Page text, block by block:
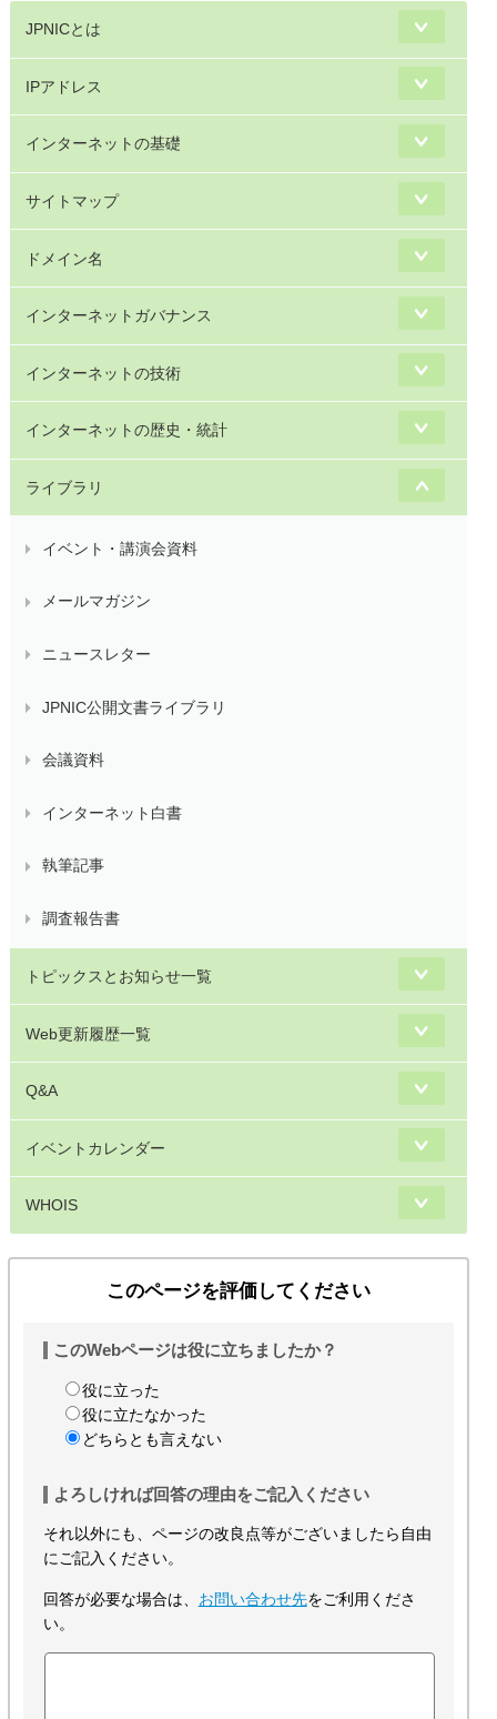
JPNICとは
IPアドレス
インターネットの基礎
サイトマップ
ドメイン名
インターネットガバナンス
インターネットの技術
インターネットの歴史・統計
ライブラリ
イベント・講演会資料
メールマガジン
ニュースレター
JPNIC公開文書ライブラリ
会議資料
インターネット白書
執筆記事
調査報告書
トピックスとお知らせ一覧
Web更新履歴一覧
Q&A
イベントカレンダー
WHOIS
このページを評価してください
このWebページは役に立ちましたか？
役に立った
役に立たなかった
どちらとも言えない
よろしければ回答の理由をご記入ください
それ以外にも、ページの改良点等がございましたら自由
にご記入ください。
回答が必要な場合は、 お問い合わせ先をご利用くださ
い。